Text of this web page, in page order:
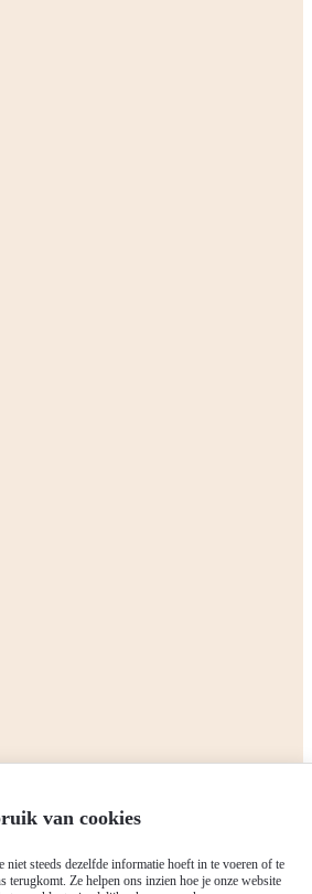
van cookies
steeds dezelfde informatie hoeft in te voeren of te
terugkomt. Ze helpen ons inzien hoe je onze website
All grants